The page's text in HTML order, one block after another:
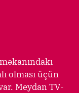
olması üçün
Meydan TV-